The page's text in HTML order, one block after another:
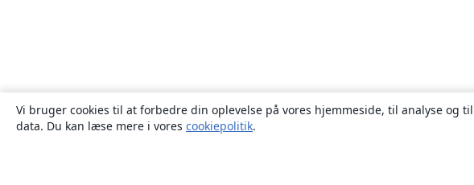
Vi bruger cookies til at forbedre din oplevelse på vores hjemmeside, til analyse
data. Du kan læse mere i vores cookiepolitik.